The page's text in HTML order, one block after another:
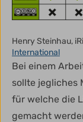
Henry Steinhau,
International
Bei einem
sollte jegliches
für welche die
gemacht